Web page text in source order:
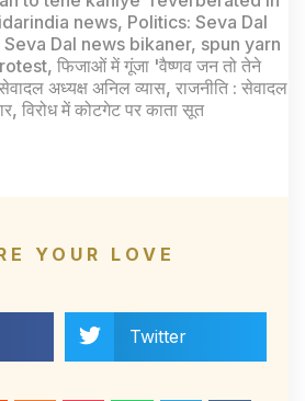
news, Politics: Seva Dal
Seva Dal news bikaner, spun yarn
, फिजाओं में गूंजा 'वैष्णव जन तो तेने
अध्यक्ष अनिल व्यास, राजनीति : सेवादल
, विरोध में कोटगेट पर काता सूत
YOUR LOVE
Twitter